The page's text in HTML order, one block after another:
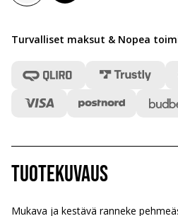
Turvalliset maksut & Nopea
Tuotekuvaus
Mukava ja kestävä ranneke